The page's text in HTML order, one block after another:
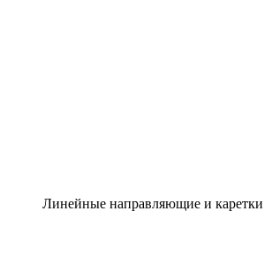
Линейные направляющие и каретки